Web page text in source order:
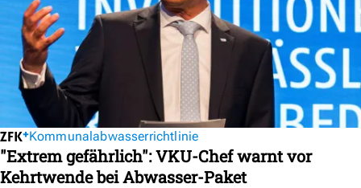
Kommunalabwasserrichtlinie
"Extrem gefährlich": VKU-Chef warnt vor
Kehrtwende bei Abwasser-Paket